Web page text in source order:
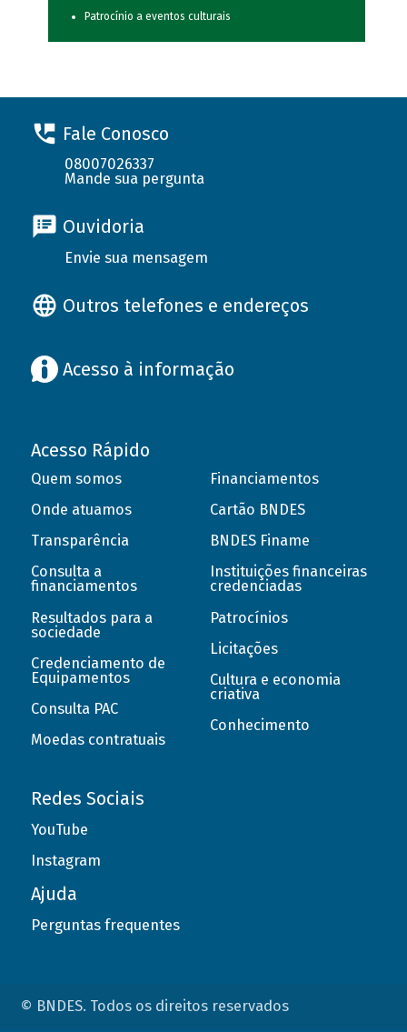
Patrocínio a eventos culturais
Fale Conosco
08007026337
Mande sua pergunta
Ouvidoria
Envie sua mensagem
Outros telefones e endereços
Acesso à informação
Acesso Rápido
Quem somos
Onde atuamos
Transparência
Consulta a
financiamentos
Resultados para a
sociedade
Credenciamento de
Equipamentos
Consulta PAC
Moedas contratuais
Financiamentos
Cartão BNDES
BNDES Finame
Instituições financeiras
credenciadas
Patrocínios
Licitações
Cultura e economia
criativa
Conhecimento
Redes Sociais
YouTube
Instagram
Ajuda
Perguntas frequentes
© BNDES. Todos os direitos reservados